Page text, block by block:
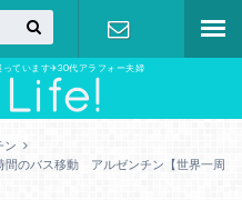
ています✈︎30代アラフォー夫婦
お問い合わ
ン
間のバス移動 アルゼンチン【世界一周